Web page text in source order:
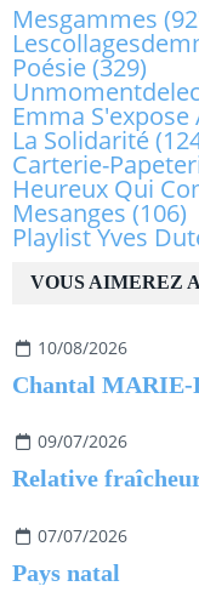
VOUS AIMEREZ
10/08/2026
09/07/2026
Relative
07/07/2026
Pays natal
Mesgammes
Poésie(329)
Emma S'expose
La Solidarité
Carterie-
Heureux Qui
Mesanges (106)
Playlist Yves